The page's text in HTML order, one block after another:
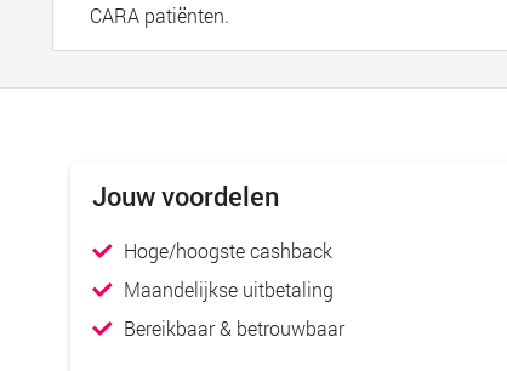
CARA patiënten.
Jouw voordelen
Hoge/hoogste cashback
Maandelijkse uitbetaling
Bereikbaar & betrouwbaar